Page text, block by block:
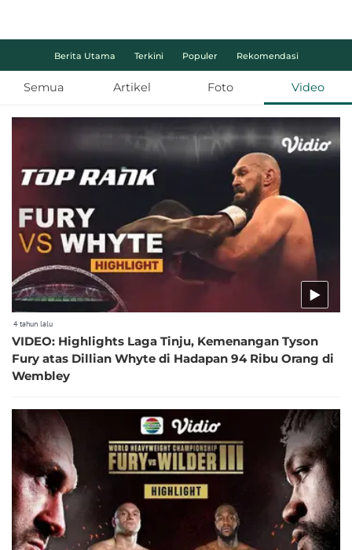
Berita Utama Terkini Populer Rekomendasi
Semua Artikel Foto Video
4 tahun lalu
VIDEO: Highlights Laga Tinju, Kemenangan Tyson
Fury atas Dillian Whyte di Hadapan 94 Ribu Orang di
Wembley